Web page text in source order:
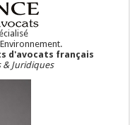
d'avocats français
& Juridiques